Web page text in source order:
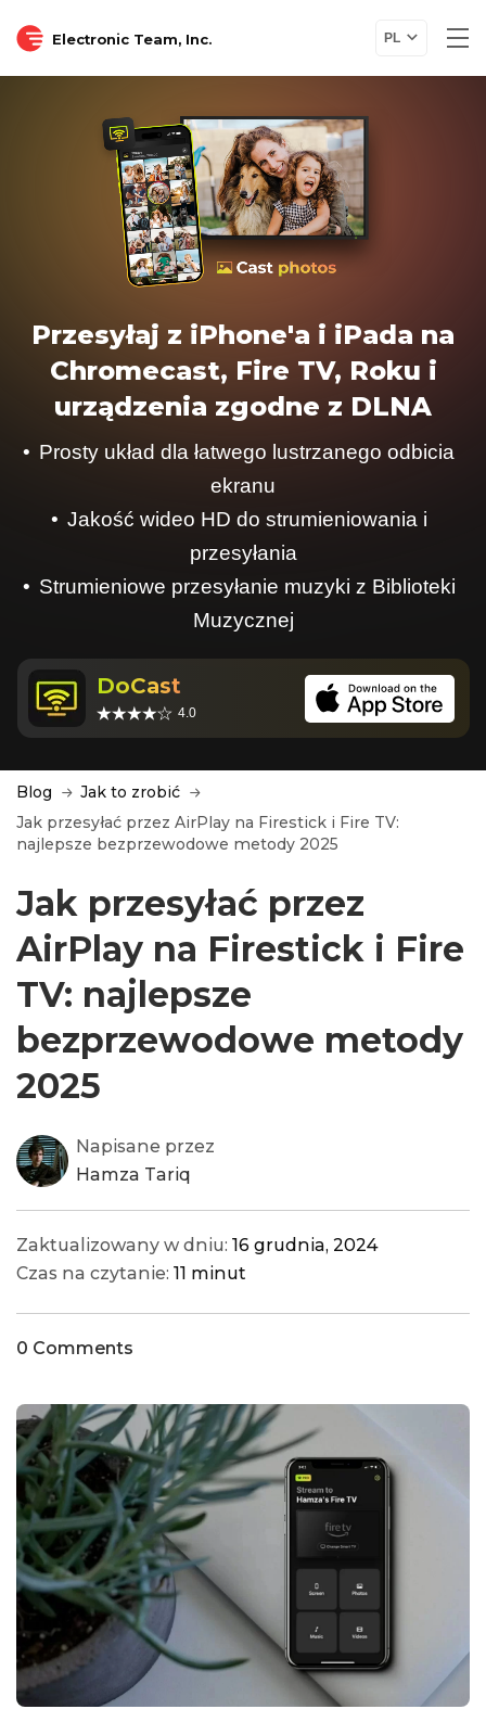
Electronic Team, Inc. PL
Przesyłaj z iPhone'a i iPada na
Chromecast, Fire TV, Roku i
urządzenia zgodne z DLNA
Prosty układ dla łatwego lustrzanego odbicia
ekranu
Jakość wideo HD do strumieniowania i
przesyłania
Strumieniowe przesyłanie muzyki z Biblioteki
Muzycznej
DoCast
4.0
Blog
Jak to zrobić
Jak przesyłać przez AirPlay na Firestick i Fire TV:
najlepsze bezprzewodowe metody 2025
Jak przesyłać przez
AirPlay na Firestick i Fire
TV: najlepsze
bezprzewodowe metody
2025
Napisane przez
Hamza Tariq
Zaktualizowany w dniu: 16 grudnia, 2024
Czas na czytanie: 11 minut
0 Comments